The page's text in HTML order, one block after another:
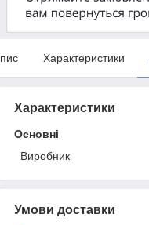
Характеристики
Характеристики
Основні
Виробник
Умови доставки